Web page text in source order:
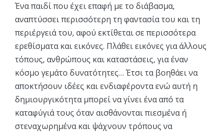
Ένα παιδί που έχει επαφή με το διάβασμα,
αναπτύσσει περισσότερη τη φαντασία του και τη
περιέργειά του, αφού εκτίθεται σε περισσότερα
ερεθίσματα και εικόνες. Πλάθει εικόνες για άλλους
τόπους, ανθρώπους και καταστάσεις, για έναν
κόσμο γεμάτο δυνατότητες… Έτσι τα βοηθάει να
αποκτήσουν ιδέες και ενδιαφέροντα ενώ αυτή η
δημιουργικότητα μπορεί να γίνει ένα από τα
καταφύγιά τους όταν αισθάνονται πιεσμένα ή
στεναχωρημένα και ψάχνουν τρόπους να